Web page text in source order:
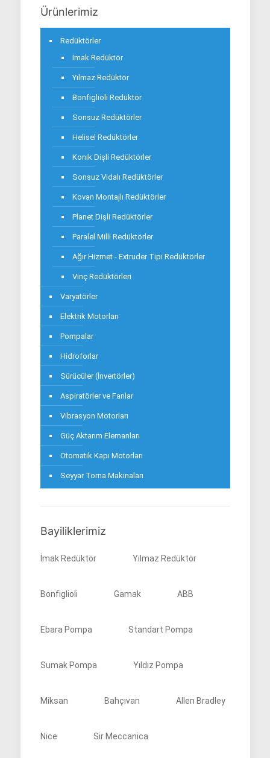
Ürünlerimiz
Redüktörler
İmak Redüktör
Yılmaz Redüktör
Bonfiglioli Redüktör
Sonsuz Redüktörler
Helisel Redüktörler
Konik Dişli Redüktörler
Sonsuz Vidalı Redüktörler
Kovan Montajlı Redüktörler
Planet Dişli Redüktörler
Paralel Milli Redüktörler
Ağır Hizmet - Extruder Tipi Redüktörler
Vinç Redüktörleri
Varyatörler
Elektrik Motorları
Pompalar
Hidroforlar
Sürücüler (İnvertörler)
Aspiratörler ve Fanlar
Vibrasyon Motorları
Güç Aktarım Elemanları
Otomatik Kapı Motorları
Seyyar Torna Makinaları
Bayiliklerimiz
İmak Redüktör Yılmaz Redüktör
Bonfiglioli Gamak ABB
Ebara Pompa Standart Pompa
Sumak Pompa Yıldız Pompa
Miksan Bahçıvan Allen Bradley
Nice Sir Meccanica